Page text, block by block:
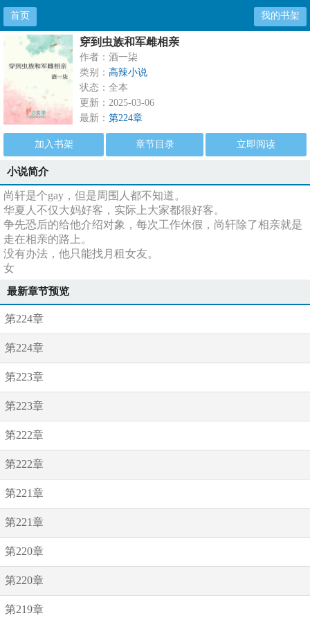
首页 我的书架
穿到虫族和军雌相亲
作者：酒一柒
类别： 高辣小说
状态：全本
更新：2025-03-06
最新： 第224章
加入书架 章节目录 立即阅读
小说简介
尚轩是个gay，但是周围人都不知道。
华夏人不仅大妈好客，实际上大家都很好客。
争先恐后的给他介绍对象，每次工作休假，尚轩除了相亲就是
走在相亲的路上。
没有办法，他只能找月租女友。
女
最新章节预览
第224章
第224章
第223章
第223章
第222章
第222章
第221章
第221章
第220章
第220章
第219章